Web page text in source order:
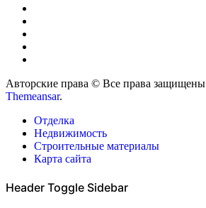
Авторские права © Все права защищены
Themeansar.
Отделка
Недвижимость
Строительные материалы
Карта сайта
Header Toggle Sidebar